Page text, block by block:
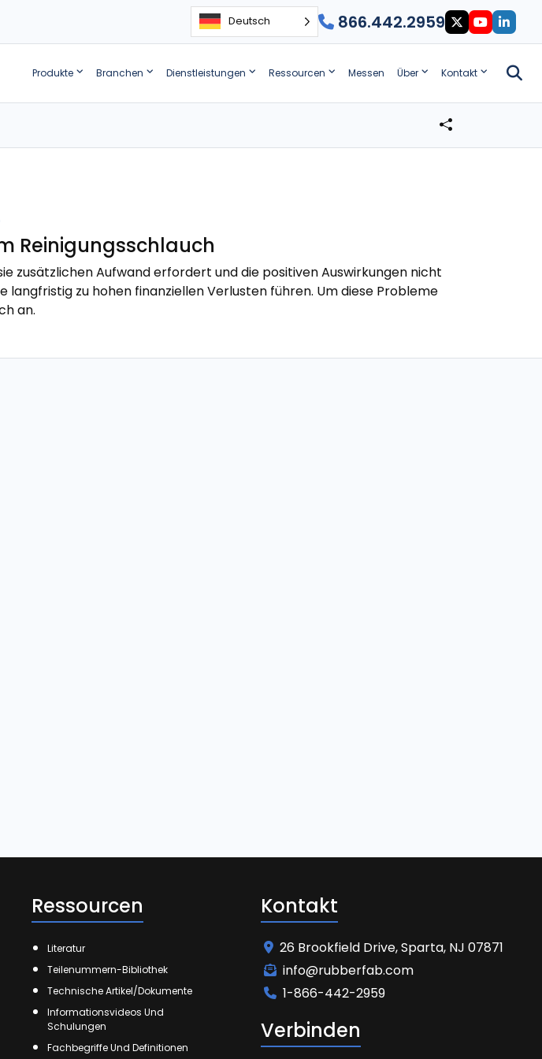
Deutsch 866.442.2959
Produkte Branchen Dienstleistungen Ressourcen Messen Über Kontakt
Reinigungsschlauch
zusätzlichen Aufwand erfordert und die positiven Auswirkungen nicht
zu hohen finanziellen Verlusten führen. Um diese Probleme
an.
Ressourcen
Literatur
Teilenummern-Bibliothek
Technische Artikel/Dokumente
Informationsvideos Und
Schulungen
Fachbegriffe Und Definitionen
Kontakt
26 Brookfield Drive, Sparta, NJ 07871
info@rubberfab.com
1-866-442-2959
Verbinden